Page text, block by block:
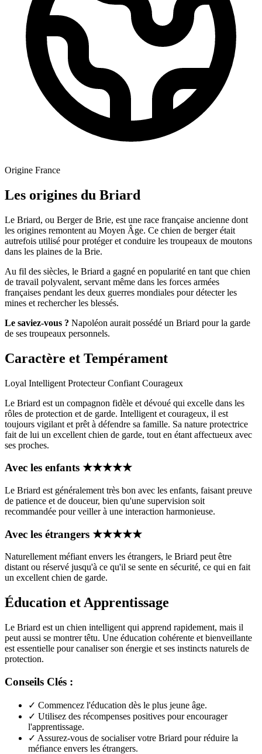
Origine France
Les origines du Briard
Le Briard, ou Berger de Brie, est une race française ancienne dont
les origines remontent au Moyen Âge. Ce chien de berger était
autrefois utilisé pour protéger et conduire les troupeaux de moutons
dans les plaines de la Brie.
Au fil des siècles, le Briard a gagné en popularité en tant que chien
de travail polyvalent, servant même dans les forces armées
françaises pendant les deux guerres mondiales pour détecter les
mines et rechercher les blessés.
Le saviez-vous ? Napoléon aurait possédé un Briard pour la garde
de ses troupeaux personnels.
Caractère et Tempérament
Loyal Intelligent ProtecteurConfiant Courageux
Le Briard est un compagnon fidèle et dévoué qui excelle dans les
rôles de protection et de garde. Intelligent et courageux, il est
toujours vigilant et prêt à défendre sa famille. Sa nature protectrice
fait de lui un excellent chien de garde, tout en étant affectueux avec
ses proches.
Avec les enfants ★★★★★
Le Briard est généralement très bon avec les enfants, faisant preuve
de patience et de douceur, bien qu'une supervision soit
recommandée pour veiller à une interaction harmonieuse.
Avec les étrangers ★★★★★
Naturellement méfiant envers les étrangers, le Briard peut être
distant ou réservé jusqu'à ce qu'il se sente en sécurité, ce qui en fait
un excellent chien de garde.
Éducation et Apprentissage
Le Briard est un chien intelligent qui apprend rapidement, mais il
peut aussi se montrer têtu. Une éducation cohérente et bienveillante
est essentielle pour canaliser son énergie et ses instincts naturels de
protection.
Conseils Clés :
✓ Commencez l'éducation dès le plus jeune âge.
✓ Utilisez des récompenses positives pour encourager
l'apprentissage.
✓ Assurez-vous de socialiser votre Briard pour réduire la
méfiance envers les étrangers.